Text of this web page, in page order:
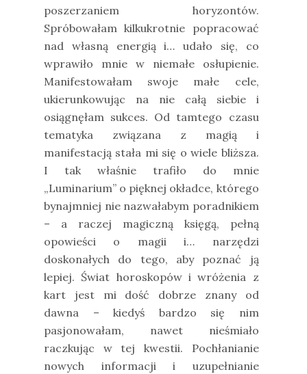
poszerzaniem horyzontów.
Spróbowałam kilkukrotnie popracować
nad własną energią i… udało się, co
wprawiło mnie w niemałe osłupienie.
Manifestowałam swoje małe cele,
ukierunkowując na nie całą siebie i
osiągnęłam sukces. Od tamtego czasu
tematyka związana z magią i
manifestacją stała mi się o wiele bliższa.
I tak właśnie trafiło do mnie
„Luminarium” o pięknej okładce, którego
bynajmniej nie nazwałabym poradnikiem
– a raczej magiczną księgą, pełną
opowieści o magii i… narzędzi
doskonałych do tego, aby poznać ją
lepiej. Świat horoskopów i wróżenia z
kart jest mi dość dobrze znany od
dawna – kiedyś bardzo się nim
pasjonowałam, nawet nieśmiało
raczkując w tej kwestii. Pochłanianie
nowych informacji i uzupełnianie